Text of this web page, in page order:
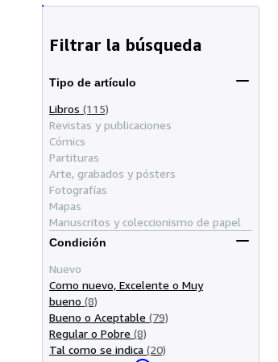
Filtrar la búsqueda
Tipo de artículo
Libros (115)
Revistas y publicaciones
Cómics
Partituras
Arte, grabados y pósters
Fotografías
Mapas
Manuscritos y coleccionismo de papel
Condición
Nuevo
Como nuevo, Excelente o Muy
bueno (8)
Bueno o Aceptable (79)
Regular o Pobre (8)
Tal como se indica (20)